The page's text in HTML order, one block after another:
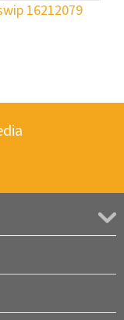
16212079